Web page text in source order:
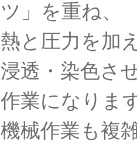
ツ」を重ね、
熱と圧力を加
浸透・染色さ
作業になりま
機械作業も複